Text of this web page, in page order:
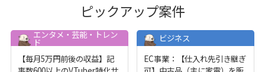
ピックアップ案件
エンタメ・芸能・トレン
ド
【毎月5万円前後の収益】記
ビジネス
EC事業：【仕入れ先引き継ぎ